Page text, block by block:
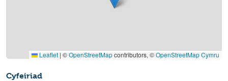
Leaflet | ©OpenStreetMapcontributors, ©OpenStreetMap Cymru
Cyfeiriad